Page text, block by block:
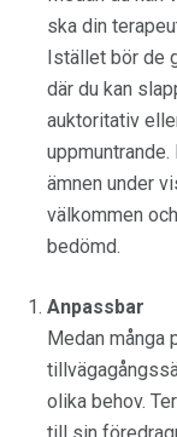
ska din
Istället bör de
där du kan
auktoritativ
ämnen under
välkommen
bedömd.
Anpassbar
Medan många
olika behov.
till sin